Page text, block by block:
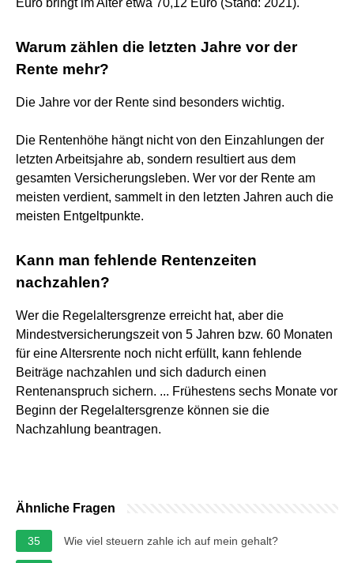
Warum zählen die letzten Jahre vor der
Rente mehr?
Die Jahre vor der Rente sind besonders wichtig.
Die Rentenhöhe hängt nicht von den Einzahlungen der
letzten Arbeitsjahre ab, sondern resultiert aus dem
gesamten Versicherungsleben. Wer vor der Rente am
meisten verdient, sammelt in den letzten Jahren auch die
meisten Entgeltpunkte.
Kann man fehlende Rentenzeiten
nachzahlen?
Wer die Regelaltersgrenze erreicht hat, aber die
Mindestversicherungszeit von 5 Jahren bzw. 60 Monaten
für eine Altersrente noch nicht erfüllt, kann fehlende
Beiträge nachzahlen und sich dadurch einen
Rentenanspruch sichern. ... Frühestens sechs Monate vor
Beginn der Regelaltersgrenze können sie die
Nachzahlung beantragen.
Ähnliche Fragen
35 Wie viel steuern zahle ich auf mein gehalt?